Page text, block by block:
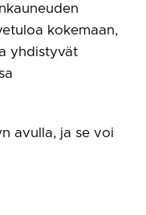
kokemaan,
yhdistyvät
avulla, ja se voi